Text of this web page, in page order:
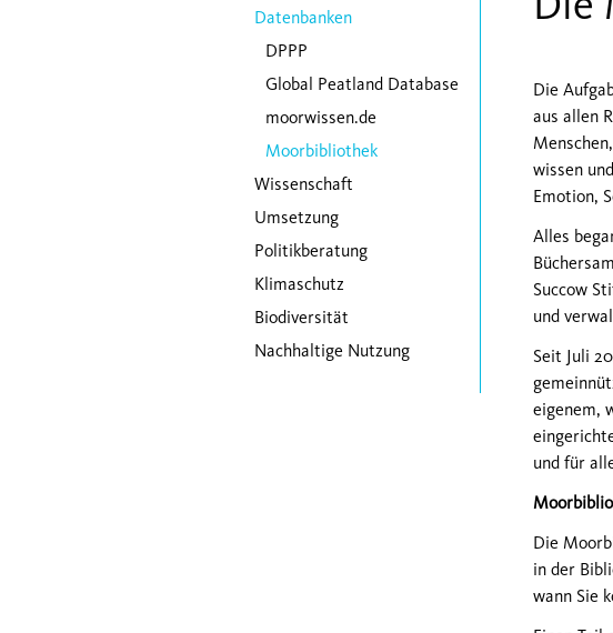
Die
aus allen
wissen
Emotion,
Alles
Succow
und
Seit Juli
eigenem,
und für
Die
in der
wann Sie
Navigation überspringen
Datenbanken
DPPP
Global Peatland Database
moorwissen.de
Moorbibliothek
Wissenschaft
Umsetzung
Politikberatung
Klimaschutz
Biodiversität
Nachhaltige Nutzung